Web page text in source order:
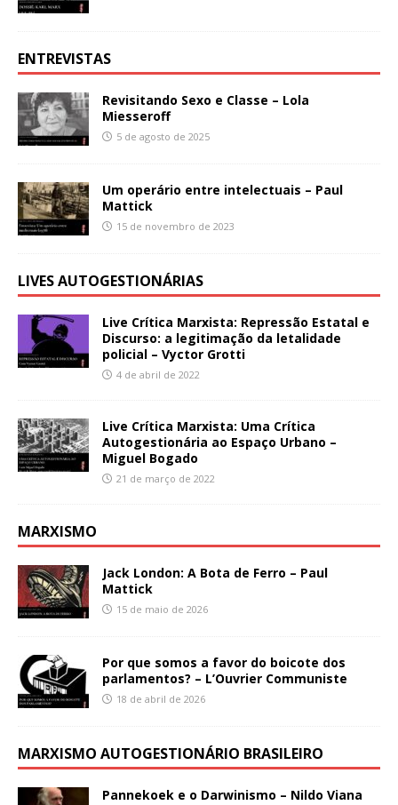
ENTREVISTAS
Revisitando Sexo e Classe – Lola
Miesseroff
5 de agosto de 2025
Um operário entre intelectuais – Paul
Mattick
15 de novembro de 2023
LIVES AUTOGESTIONÁRIAS
Live Crítica Marxista: Repressão Estatal e
Discurso: a legitimação da letalidade
policial – Vyctor Grotti
4 de abril de 2022
Live Crítica Marxista: Uma Crítica
Autogestionária ao Espaço Urbano –
Miguel Bogado
21 de março de 2022
MARXISMO
Jack London: A Bota de Ferro – Paul
Mattick
15 de maio de 2026
Por que somos a favor do boicote dos
parlamentos? – L’Ouvrier Communiste
18 de abril de 2026
MARXISMO AUTOGESTIONÁRIO BRASILEIRO
Pannekoek e o Darwinismo – Nildo Viana